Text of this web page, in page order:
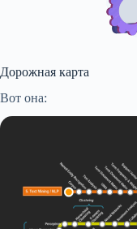
Дорожная карта
Вот она: